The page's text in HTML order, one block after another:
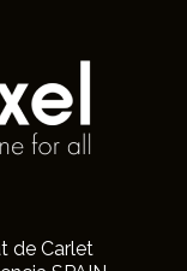
de Carlet